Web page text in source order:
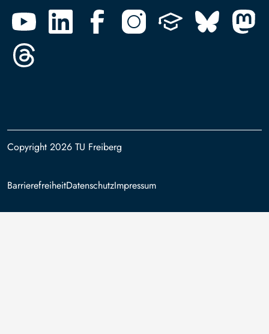
Copyright 2026 TU Freiberg
Footer
BarrierefreiheitDatenschutzImpressum